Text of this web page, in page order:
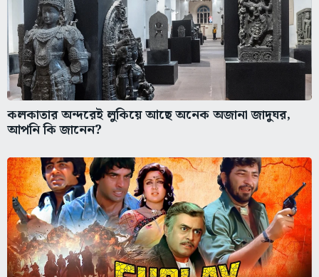
কলকাতার অন্দরেই লুকিয়ে আছে অনেক অজানা জাদুঘর,
আপনি কি জানেন?